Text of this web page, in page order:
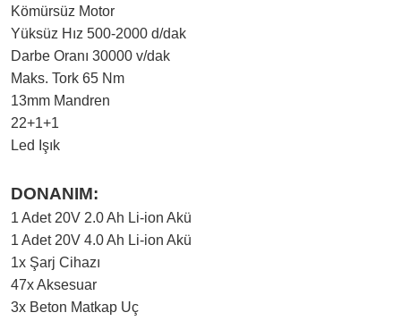
Kömürsüz Motor
Yüksüz Hız 500-2000 d/dak
Darbe Oranı 30000 v/dak
Maks. Tork 65 Nm
13mm Mandren
22+1+1
Led Işık
DONANIM:
1 Adet 20V 2.0 Ah Li-ion Akü
1 Adet 20V 4.0 Ah Li-ion Akü
1x Şarj Cihazı
47x Aksesuar
3x Beton Matkap Uç